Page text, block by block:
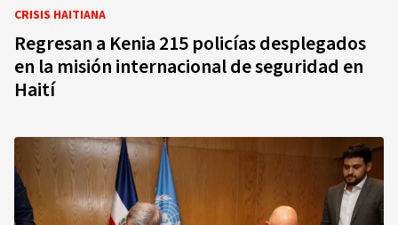
CRISIS HAITIANA
Regresan a Kenia 215 policías desplegados
en la misión internacional de seguridad en
Haití